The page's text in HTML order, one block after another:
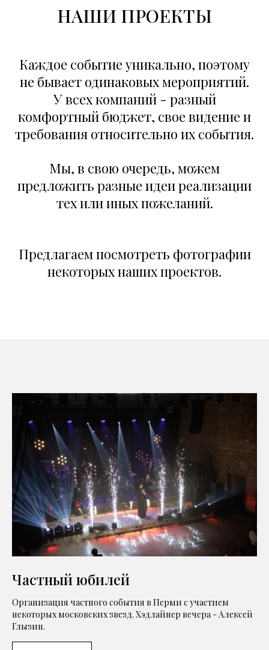
НАШИ ПРОЕКТЫ
Каждое событие уникально, поэтому
не бывает одинаковых мероприятий.
У всех компаний - разный
комфортный бюджет, свое видение и
требования относительно их события.
Мы, в свою очередь, можем
предложить разные идеи реализации
тех или иных пожеланий.
Предлагаем посмотреть фотографии
некоторых наших проектов.
Частный юбилей
Организация частного события в Перми с участием
некоторых московских звезд. Хэдлайнер вечера - Алексей
Глызин.